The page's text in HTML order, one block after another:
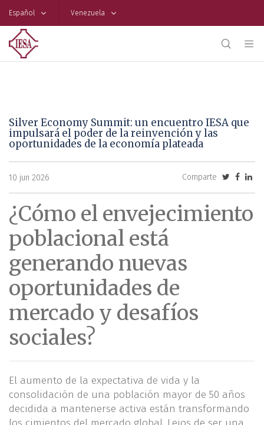
Español Venezuela
Silver Economy Summit: un encuentro IESA que
impulsará el poder de la reinvención y las
oportunidades de la economía plateada
10 jun 2026 Comparte
¿Cómo el envejecimiento
poblacional está
generando nuevas
oportunidades de
mercado y desafíos
sociales?
El aumento de la expectativa de vida y la
consolidación de una población mayor de 50 años
decidida a mantenerse activa están transformando